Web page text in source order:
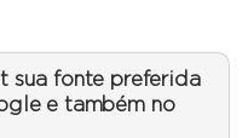
sua fonte preferida
e também no